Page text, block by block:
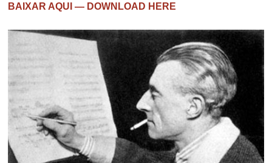
BAIXAR AQUI — DOWNLOAD HERE